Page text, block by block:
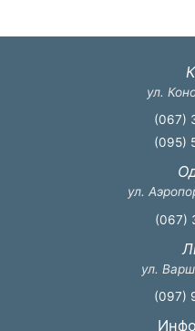
ул.
(067)
(095)
ул.
(067)
ул.
(097)